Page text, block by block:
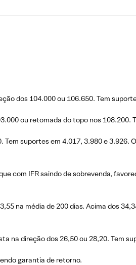
dos 104.000 ou 106.650. Tem
ou retomada do topo nos 108.200.
suportes em 4.017, 3.980 e 3.926.
com IFR saindo de sobrevenda,
na média de 200 dias. Acima dos
na direção dos 26,50 ou 28,20. Tem
garantia de retorno.